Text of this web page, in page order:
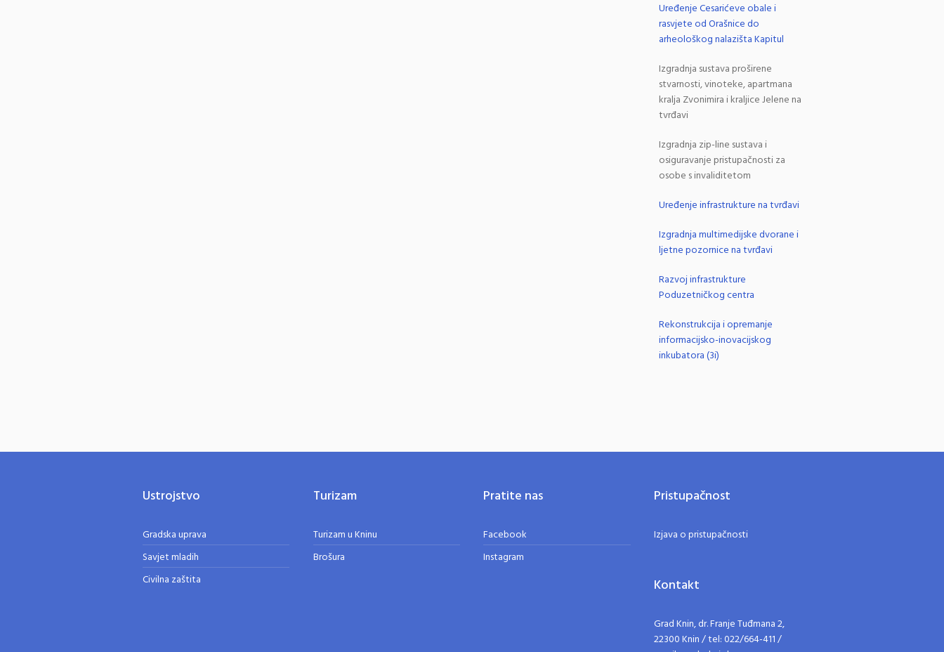
Uređenje Cesarićeve obale i
rasvjete od Orašnice do
arheološkog nalazišta Kapitul
Izgradnja sustava proširene
stvarnosti, vinoteke, apartmana
kralja Zvonimira i kraljice Jelene na
tvrđavi
Izgradnja zip-line sustava i
osiguravanje pristupačnosti za
osobe s invaliditetom
Uređenje infrastrukture na tvrđavi
Izgradnja multimedijske dvorane i
ljetne pozornice na tvrđavi
Razvoj infrastrukture
Poduzetničkog centra
Rekonstrukcija i opremanje
informacijsko-inovacijskog
inkubatora (3i)
Ustrojstvo
Gradska uprava
Savjet mladih
Civilna zaštita
Turizam
Turizam u Kninu
Brošura
Pratite nas
Facebook
Instagram
Pristupačnost
Izjava o pristupačnosti
Kontakt
Grad Knin, dr. Franje Tuđmana 2,
22300 Knin / tel: 022/664-411 /